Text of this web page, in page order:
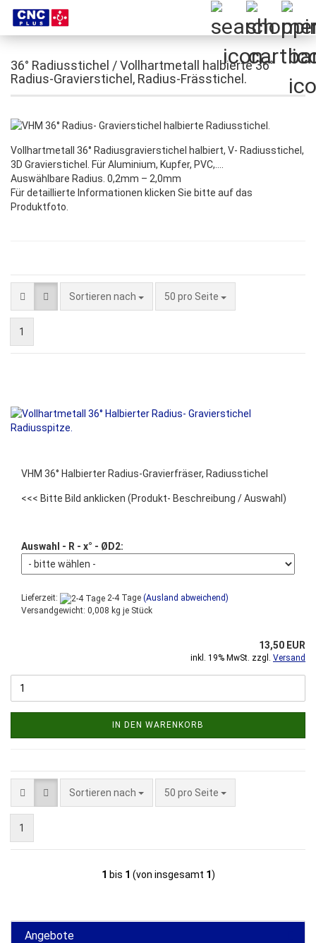
36° Radiusstichel / Vollhartmetall halbierte 36°
Radius-Gravierstichel, Radius-Frässtichel.
Vollhartmetall 36° Radiusgravierstichel halbiert, V- Radiusstichel,
3D Gravierstichel. Für Aluminium, Kupfer, PVC,….
Auswählbare Radius. 0,2mm – 2,0mm
Für detaillierte Informationen klicken Sie bitte auf das
Produktfoto.
Sortieren nach
Sortieren nach 50 pro Seite
pro Seite
1
VHM 36° Halbierter Radius-Gravierfräser, Radiusstichel
<<< Bitte Bild anklicken (Produkt- Beschreibung / Auswahl)
Auswahl - R - x° - ØD2:
Lieferzeit: 2-4 Tage (Ausland abweichend)
Versandgewicht: 0,008 kg je Stück
13,50 EUR
inkl. 19% MwSt. zzgl. Versand
IN DEN WARENKORB
Sortieren nach
Sortieren nach 50 pro Seite
pro Seite
1
1 bis 1 (von insgesamt 1)
Angebote